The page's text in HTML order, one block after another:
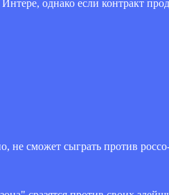
однако если контракт
не сможет сыграть против